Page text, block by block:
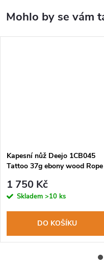
Kapesní nůž Deejo 1CB045
Tattoo 37g ebony wood Rope
1 750 Kč
Skladem >10 ks
DO KOŠÍKU